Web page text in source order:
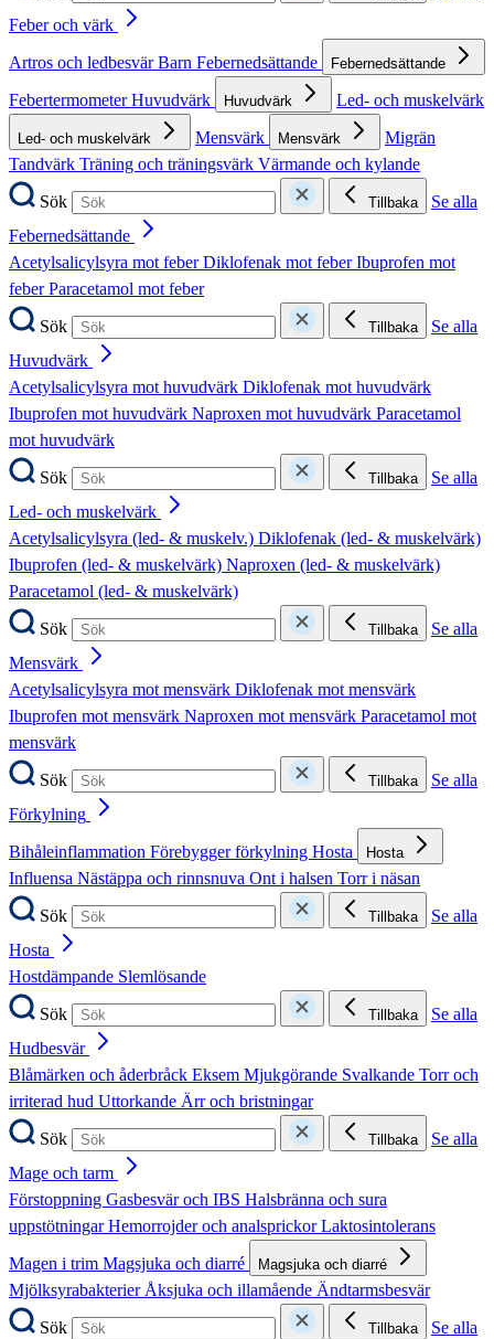
Feber och värk
Artros och ledbesvärBarn Febernedsättande Febernedsättande
FebertermometerHuvudvärk Huvudvärk Led- och muskelvärk
Led- och muskelvärk Mensvärk Mensvärk
Migrän
Tandvärk Träning och träningsvärk Värmande och kylande
Sök
Tillbaka
Se alla
Febernedsättande
Acetylsalicylsyra mot feberDiklofenak mot feberIbuprofen mot
feberParacetamol mot feber
Sök
Tillbaka
Se alla
Huvudvärk
Acetylsalicylsyra mot huvudvärk Diklofenak mot huvudvärk
Ibuprofen mot huvudvärk Naproxen mot huvudvärk Paracetamol
mot huvudvärk
Sök
Tillbaka
Se alla
Led- och muskelvärk
Acetylsalicylsyra (led- & muskelv.) Diklofenak (led- & muskelvärk)
Ibuprofen (led- & muskelvärk) Naproxen (led- & muskelvärk)
Paracetamol (led- & muskelvärk)
Sök
Tillbaka
Se alla
Mensvärk
Acetylsalicylsyra mot mensvärk Diklofenak mot mensvärk
Ibuprofen mot mensvärk Naproxen mot mensvärk Paracetamol mot
mensvärk
Sök
Tillbaka
Se alla
Förkylning
Bihåleinflammation Förebygger förkylning Hosta Hosta
Influensa Nästäppa och rinnsnuva Ont i halsen Torr i näsan
Sök
Tillbaka
Se alla
Hosta
Hostdämpande Slemlösande
Sök
Tillbaka
Se alla
Hudbesvär
Blåmärken och åderbråck Eksem Mjukgörande Svalkande Torr och
irriterad hud Uttorkande Ärr och bristningar
Sök
Tillbaka
Se alla
Mage och tarm
Förstoppning Gasbesvär och IBS Halsbränna och sura
uppstötningarHemorrojder och analsprickorLaktosintolerans
Magen i trim Magsjuka och diarré Magsjuka och diarré
MjölksyrabakterierÅksjuka och illamående Ändtarmsbesvär
Sök
Tillbaka
Se alla